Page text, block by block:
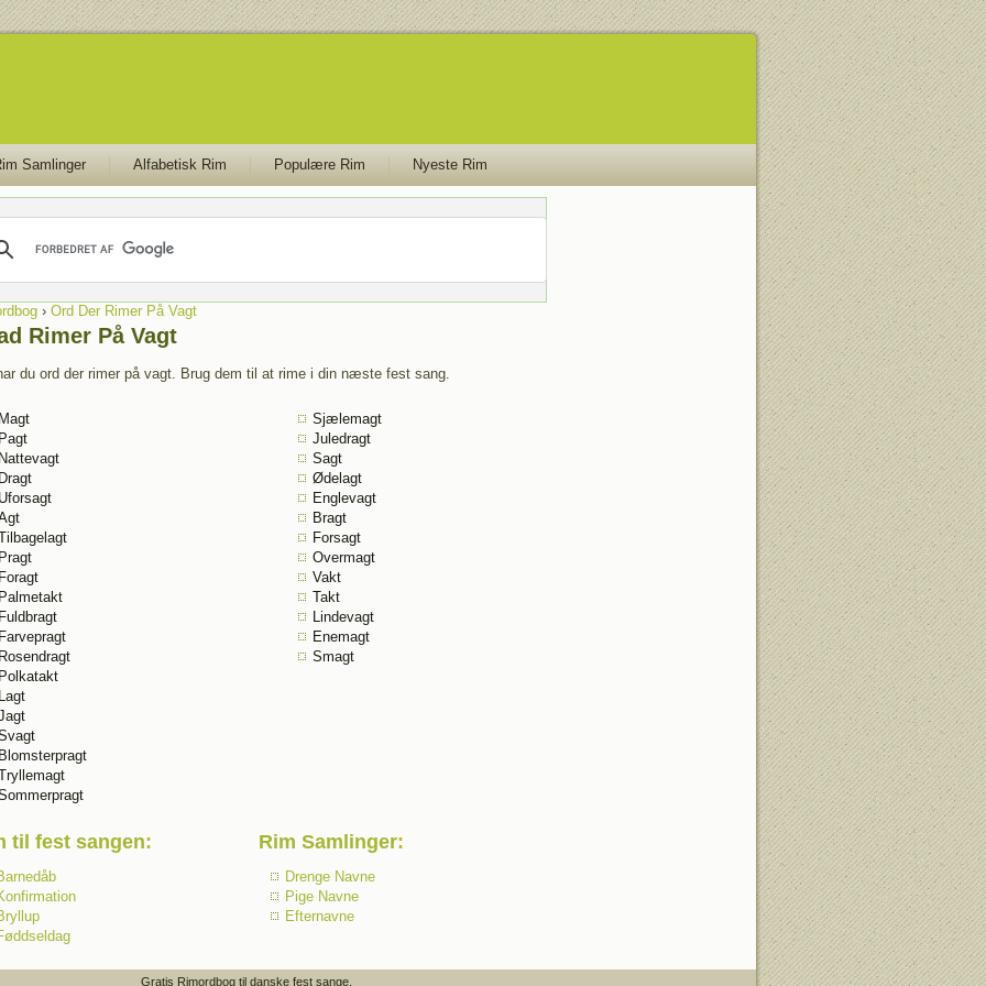
Samlinger Alfabetisk Rim Populære Rim Nyeste Rim
› Ord Der Rimer På Vagt
Rimer På Vagt
du ord der rimer på vagt. Brug dem til at rime i din næste fest sang.
Sjælemagt
Juledragt
Sagt
Ødelagt
Englevagt
Bragt
Forsagt
Overmagt
Vakt
Takt
Lindevagt
Enemagt
Smagt
til fest sangen: Rim Samlinger:
Drenge Navne
Pige Navne
Efternavne
Gratis Rimordbog til danske fest sange.